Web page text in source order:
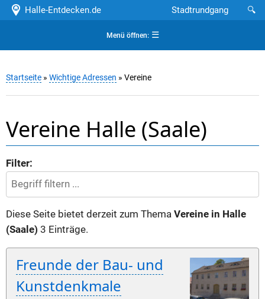
Halle-Entdecken.de 🔍
Stadtrundgang
Menü öffnen:☰
Startseite » Wichtige Adressen » Vereine
Vereine Halle (Saale)
Filter:
Diese Seite bietet derzeit zum Thema Vereine in Halle
(Saale) 3 Einträge.
Freunde der Bau- und
Kunstdenkmale